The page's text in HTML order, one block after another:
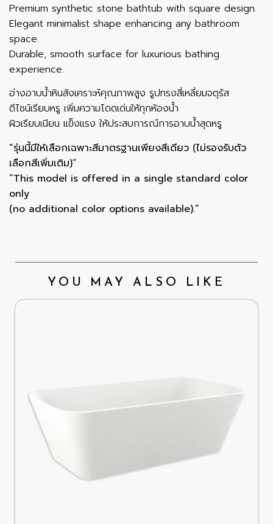
Premium synthetic stone bathtub with square design.
Elegant minimalist shape enhancing any bathroom
space.
Durable, smooth surface for luxurious bathing
experience.
อ่างอาบน้ำหินสังเคราะห์คุณภาพสูง รูปทรงสี่เหลี่ยมจตุรัส
ดีไซน์เรียบหรู เพิ่มความโดดเด่นให้ทุกห้องน้ำ
ผิวเรียบเนียน แข็งแรง ให้ประสบการณ์การอาบน้ำสุดหรู
“รุ่นนี้มีให้เลือกเฉพาะสีมาตรฐานเพียงสีเดียว (ไม่รองรับตัว
เลือกสีเพิ่มเติม)”
“This model is offered in a single standard color
only
(no additional color options available).”
YOU MAY ALSO LIKE